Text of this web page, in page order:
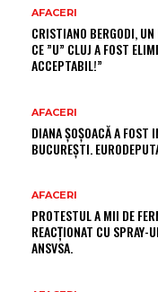
AFACERI
CRISTIANO BERGODI,
CE ”U” CLUJ A FOST
ACCEPTABIL!”
AFACERI
DIANA ȘOȘOACĂ A
BUCUREȘTI.
AFACERI
PROTESTUL A MII DE
REACȚIONAT CU SPRAY-
ANSVSA.